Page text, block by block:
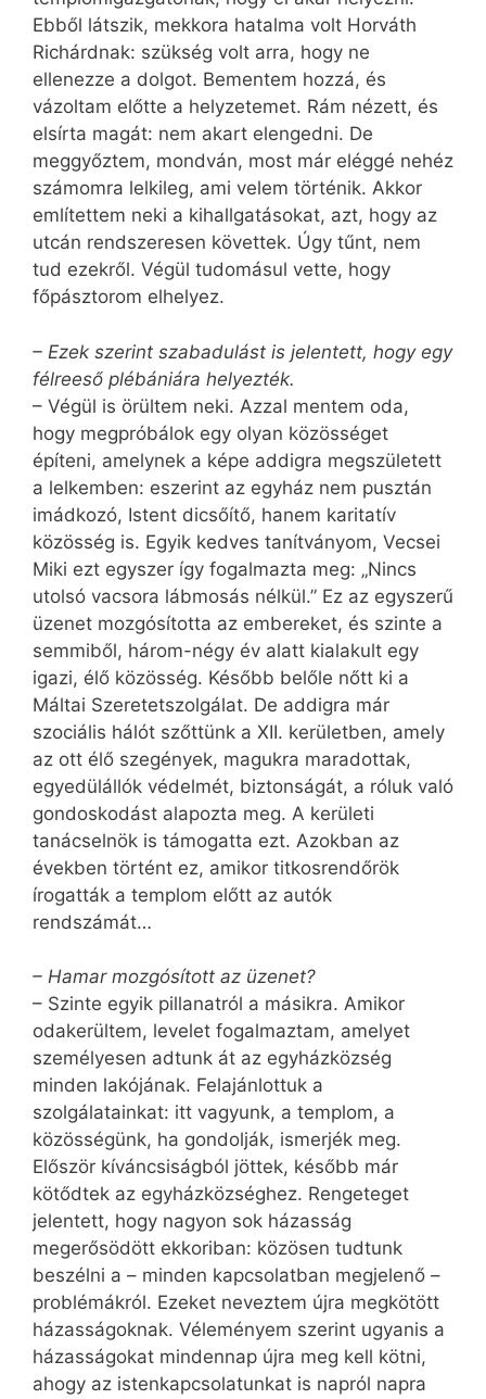
Ebből látszik, mekkora hatalma volt Horváth
Richárdnak: szükség volt arra, hogy ne
ellenezze a dolgot. Bementem hozzá, és
vázoltam előtte a helyzetemet. Rám nézett, és
elsírta magát: nem akart elengedni. De
meggyőztem, mondván, most már eléggé nehéz
számomra lelkileg, ami velem történik. Akkor
említettem neki a kihallgatásokat, azt, hogy az
utcán rendszeresen követtek. Úgy tűnt, nem
tud ezekről. Végül tudomásul vette, hogy
főpásztorom elhelyez.
– Ezek szerint szabadulást is jelentett, hogy egy
félreeső plébániára helyezték.
– Végül is örültem neki. Azzal mentem oda,
hogy megpróbálok egy olyan közösséget
építeni, amelynek a képe addigra megszületett
a lelkemben: eszerint az egyház nem pusztán
imádkozó, Istent dicsőítő, hanem karitatív
közösség is. Egyik kedves tanítványom, Vecsei
Miki ezt egyszer így fogalmazta meg: „Nincs
utolsó vacsora lábmosás nélkül.” Ez az egyszerű
üzenet mozgósította az embereket, és szinte a
semmiből, három-négy év alatt kialakult egy
igazi, élő közösség. Később belőle nőtt ki a
Máltai Szeretetszolgálat. De addigra már
szociális hálót szőttünk a XII. kerületben, amely
az ott élő szegények, magukra maradottak,
egyedülállók védelmét, biztonságát, a róluk való
gondoskodást alapozta meg. A kerületi
tanácselnök is támogatta ezt. Azokban az
években történt ez, amikor titkosrendőrök
írogatták a templom előtt az autók
rendszámát…
– Hamar mozgósított az üzenet?
– Szinte egyik pillanatról a másikra. Amikor
odakerültem, levelet fogalmaztam, amelyet
személyesen adtunk át az egyházközség
minden lakójának. Felajánlottuk a
szolgálatainkat: itt vagyunk, a templom, a
közösségünk, ha gondolják, ismerjék meg.
Először kíváncsiságból jöttek, később már
kötődtek az egyházközséghez. Rengeteget
jelentett, hogy nagyon sok házasság
megerősödött ekkoriban: közösen tudtunk
beszélni a – minden kapcsolatban megjelenő –
problémákról. Ezeket neveztem újra megkötött
házasságoknak. Véleményem szerint ugyanis a
házasságokat mindennap újra meg kell kötni,
ahogy az istenkapcsolatunkat is napról napra